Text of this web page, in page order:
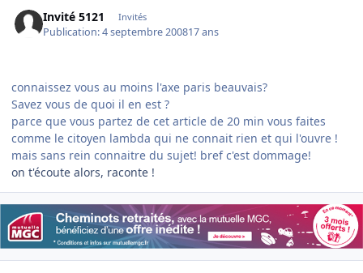
Invité 5121 Invités
Publication:4 septembre 200817 ans
connaissez vous au moins l'axe paris beauvais?
Savez vous de quoi il en est ?
parce que vous partez de cet article de 20 min vous faites
comme le citoyen lambda qui ne connait rien et qui l'ouvre !
mais sans rein connaitre du sujet! bref c'est dommage!
on t'écoute alors, raconte !